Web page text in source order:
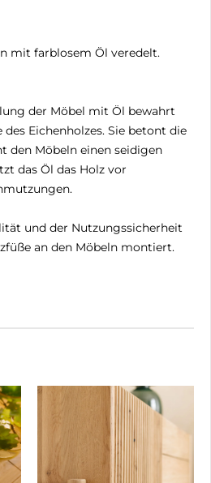
mit farblosem Öl veredelt.
der Möbel mit Öl bewahrt
Eichenholzes. Sie betont die
den Möbeln einen seidigen
das Öl das Holz vor
und der Nutzungssicherheit
an den Möbeln montiert.